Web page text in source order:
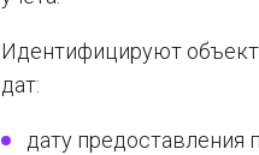
Идентифицируют
дат:
дату предоставления